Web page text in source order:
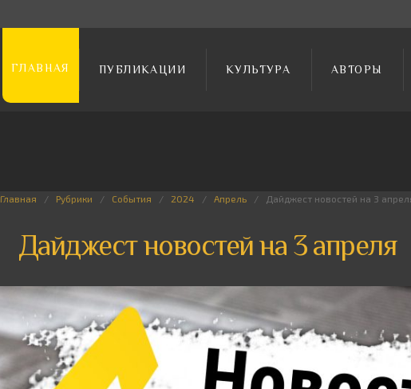
ГЛАВНАЯ ПУБЛИКАЦИИ КУЛЬТУРА АВТОРЫ
Главная Рубрики События 2024 Апрель Дайджест новостей на 3
Дайджест новостей на 3 апреля